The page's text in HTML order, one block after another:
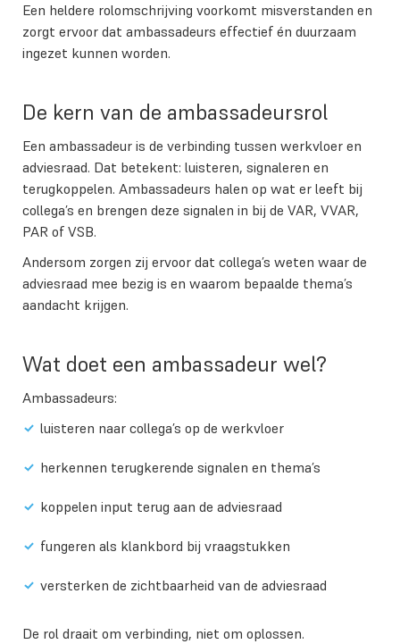
Een heldere rolomschrijving voorkomt misverstanden en
zorgt ervoor dat ambassadeurs effectief én duurzaam
ingezet kunnen worden.
De kern van de ambassadeursrol
Een ambassadeur is de verbinding tussen werkvloer en
adviesraad. Dat betekent: luisteren, signaleren en
terugkoppelen. Ambassadeurs halen op wat er leeft bij
collega’s en brengen deze signalen in bij de VAR, VVAR,
PAR of VSB.
Andersom zorgen zij ervoor dat collega’s weten waar de
adviesraad mee bezig is en waarom bepaalde thema’s
aandacht krijgen.
Wat doet een ambassadeur wel?
Ambassadeurs:
luisteren naar collega’s op de werkvloer
herkennen terugkerende signalen en thema’s
koppelen input terug aan de adviesraad
fungeren als klankbord bij vraagstukken
versterken de zichtbaarheid van de adviesraad
De rol draait om verbinding, niet om oplossen.